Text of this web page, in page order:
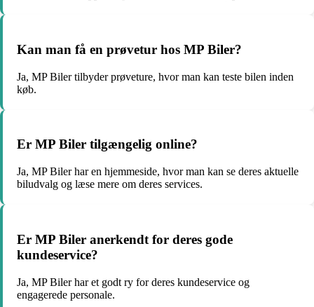
Kan man få en prøvetur hos MP Biler?
Ja, MP Biler tilbyder prøveture, hvor man kan teste bilen inden
køb.
Er MP Biler tilgængelig online?
Ja, MP Biler har en hjemmeside, hvor man kan se deres aktuelle
biludvalg og læse mere om deres services.
Er MP Biler anerkendt for deres gode
kundeservice?
Ja, MP Biler har et godt ry for deres kundeservice og
engagerede personale.